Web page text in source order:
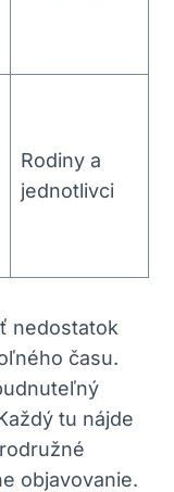
Rodiny a​
jednotlivci
nedostatok
času.
tu nájde
objavovanie.